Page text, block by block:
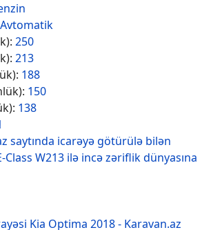
Avtomatik
250
213
188
150
138
saytında icarəyə götürülə bilən
Class W213 ilə incə zəriflik dünyasına